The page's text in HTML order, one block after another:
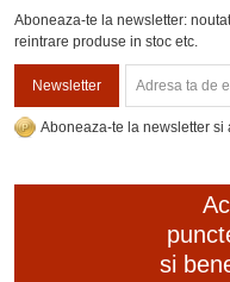
Aboneaza-te la newsletter:
reintrare produse in stoc etc.
Newsletter
Aboneaza-te la newsletter si
si